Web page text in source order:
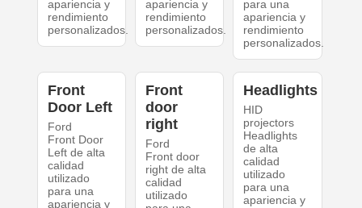
apariencia y
rendimiento
personalizados.
apariencia y
rendimiento
personalizados.
para una
apariencia y
rendimiento
personalizados.
Front
Door Left
Ford
Front Door
Left de alta
calidad
utilizado
para una
apariencia y
Front
door
right
Ford
Front door
right de alta
calidad
utilizado
Headlights
HID
projectors
Headlights
de alta
calidad
utilizado
para una
apariencia y